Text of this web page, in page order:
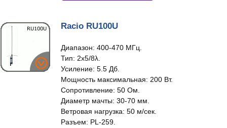
Racio RU100U
Диапазон: 400-470 МГц.
Тип: 2x5/8λ.
Усиление: 5.5 Дб.
Мощность максимальная: 200 Вт.
Сопротивление: 50 Ом.
Диаметр мачты: 30-70 мм.
Ветровая нагрузка: 50 м/сек.
Разъем: PL-259.